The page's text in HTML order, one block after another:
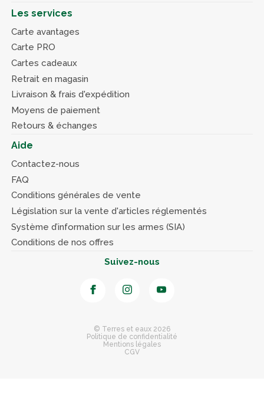
Les services
Carte avantages
Carte PRO
Cartes cadeaux
Retrait en magasin
Livraison & frais d'expédition
Moyens de paiement
Retours & échanges
Aide
Contactez-nous
FAQ
Conditions générales de vente
Législation sur la vente d'articles réglementés
Système d’information sur les armes (SIA)
Conditions de nos offres
Suivez-nous
© Terres et eaux 2026
Politique de confidentialité
Mentions légales
CGV